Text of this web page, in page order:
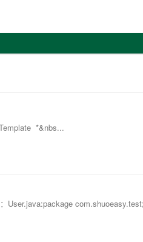
*&nbs...
User.java:package